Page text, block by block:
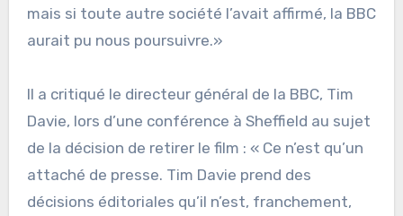
mais si toute autre société l’avait affirmé, la BBC
aurait pu nous poursuivre.»
Il a critiqué le directeur général de la BBC, Tim
Davie, lors d’une conférence à Sheffield au sujet
de la décision de retirer le film : « Ce n’est qu’un
attaché de presse. Tim Davie prend des
décisions éditoriales qu’il n’est, franchement,